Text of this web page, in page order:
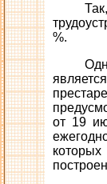
%.
от 19